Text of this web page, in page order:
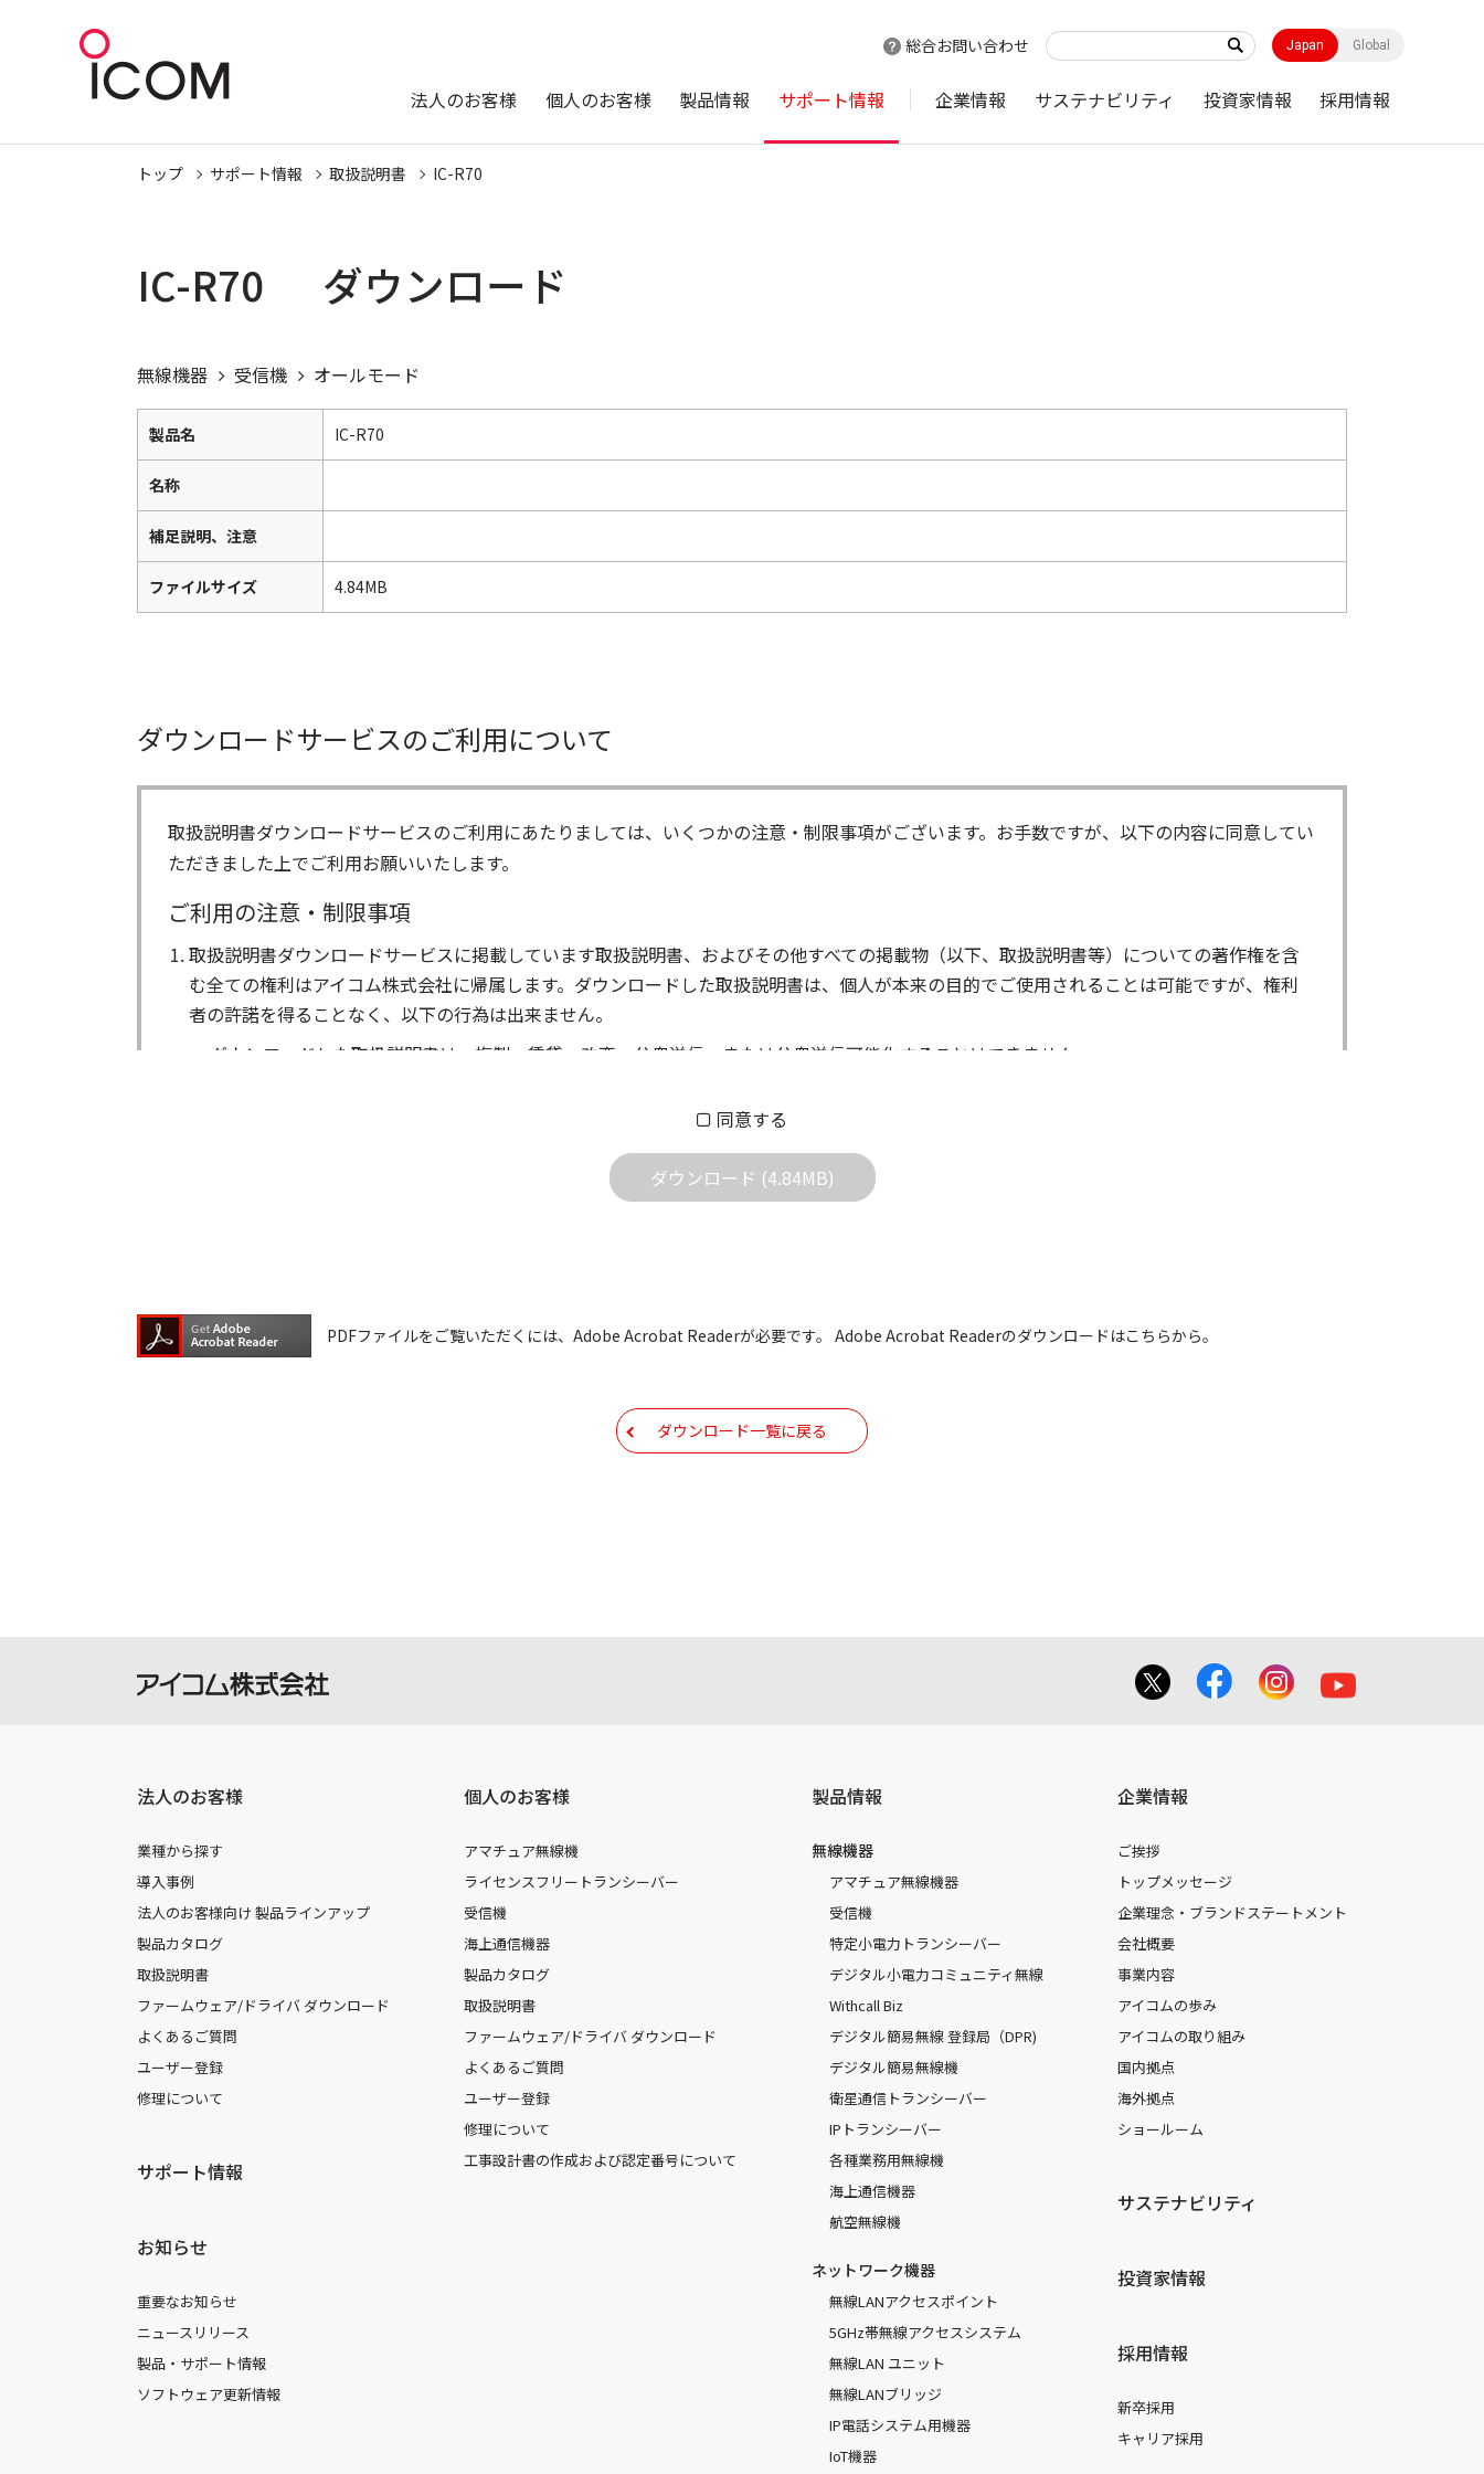
総合お問い合わせ Japan Global
法人のお客様 個人のお客様 製品情報 サポート情報 企業情報 サステナビリティ 投資家情報 採用情報
トップ サポート情報 取扱説明書 IC-R70
IC-R70 ダウンロード
無線機器 受信機 オールモード
製品名 IC-R70
名称
補足説明、注意
ファイルサイズ 4.84MB
ダウンロードサービスのご利用について
取扱説明書ダウンロードサービスのご利用にあたりましては、いくつかの注意・制限事項がございます。お手数ですが、以下の内容に同意してい
ただきました上でご利用お願いいたします。
ご利用の注意・制限事項
取扱説明書ダウンロードサービスに掲載しています取扱説明書、およびその他すべての掲載物（以下、取扱説明書等）についての著作権を含
む全ての権利はアイコム株式会社に帰属します。ダウンロードした取扱説明書は、個人が本来の目的でご使用されることは可能ですが、権利
者の許諾を得ることなく、以下の行為は出来ません。
ダウンロードした取扱説明書は、複製、賃貸、改変、公衆送信、または公衆送信可能化することはできません。
ダウンロードした取扱説明書は、有償あるいは無償を問わず、営業活動に使用することは、いかなる場合であっても出来ません。
ダウンロードした取扱説明書等に使用されている写真、イラスト、データ等に付いての転用は一切出来ません。
掲載の取扱説明書等は、製品発売当時の内容になっております。内容において、法律、仕様、住所、電話番号などは、現在のものと異なるもの
が含まれている場合があります。ご利用の際は、最新情報を参考にしてください。
取扱説明書の内容は、製品の仕様変更などで予告なく変更される場合があります。本サイトに掲載されている取扱説明書の内容は、お手持ち
の機種に同梱されている取扱説明書や現時点で発売されている機種に同梱されている取扱説明書の内容とは異なる場合がございますのでご了
を負いません。
同意する
ダウンロード (4.84MB)
PDFファイルをご覧いただくには、Adobe Acrobat Readerが必要です。 Adobe Acrobat Readerのダウンロードはこちらから。
ダウンロード一覧に戻る
法人のお客様
業種から探す
導入事例
法人のお客様向け 製品ラインアップ
製品カタログ
取扱説明書
ファームウェア/ドライバ ダウンロード
よくあるご質問
ユーザー登録
修理について
サポート情報
お知らせ
重要なお知らせ
ニュースリリース
製品・サポート情報
ソフトウェア更新情報
個人のお客様
アマチュア無線機
ライセンスフリートランシーバー
受信機
海上通信機器
製品カタログ
取扱説明書
ファームウェア/ドライバ ダウンロード
よくあるご質問
ユーザー登録
修理について
工事設計書の作成および認定番号について
製品情報
無線機器
アマチュア無線機器
受信機
特定小電力トランシーバー
デジタル小電力コミュニティ無線
Withcall Biz
デジタル簡易無線 登録局（DPR)
デジタル簡易無線機
衛星通信トランシーバー
IPトランシーバー
各種業務用無線機
海上通信機器
航空無線機
ネットワーク機器
無線LANアクセスポイント
5GHz帯無線アクセスシステム
無線LAN ユニット
無線LANブリッジ
IP電話システム用機器
IoT機器
企業情報
ご挨拶
トップメッセージ
企業理念・ブランドステートメント
会社概要
事業内容
アイコムの歩み
アイコムの取り組み
国内拠点
海外拠点
ショールーム
サステナビリティ
投資家情報
採用情報
新卒採用
キャリア採用